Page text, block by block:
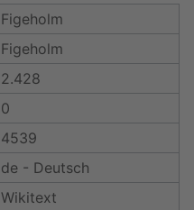
Figeholm
Figeholm
2.428
0
4539
de - Deutsch
Wikitext